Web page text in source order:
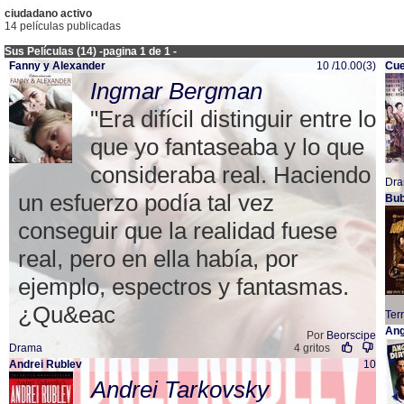
ciudadano activo
14 películas publicadas
Sus Películas (14) -pagina 1 de 1 -
Fanny y Alexander
10 /10.00(3)
Ingmar Bergman
"Era difícil distinguir entre lo
que yo fantaseaba y lo que
consideraba real. Haciendo
un esfuerzo podía tal vez
conseguir que la realidad fuese
real, pero en ella había, por
ejemplo, espectros y fantasmas.
¿Qu&eac
Por Beorscipe
Drama
4 gritos
Andrei Rublev
10
Andrei Tarkovsky